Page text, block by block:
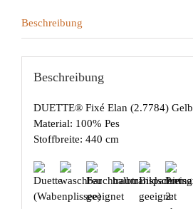
Beschreibung
Beschreibung
DUETTE® Fixé Elan (2.7784) Gelb
Material: 100% Pes
Stoffbreite: 440 cm